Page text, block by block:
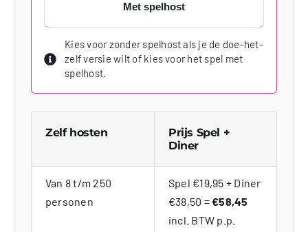
Met spelhost
Kies voor zonder spelhost als je de doe-het-
zelf versie wilt of kies voor het spel met
spelhost.
Zelf hosten
Prijs Spel +
Diner
Van 8 t/m 250
personen
Spel €19,95 + Diner
€38,50 =€58,45
incl. BTW p.p.